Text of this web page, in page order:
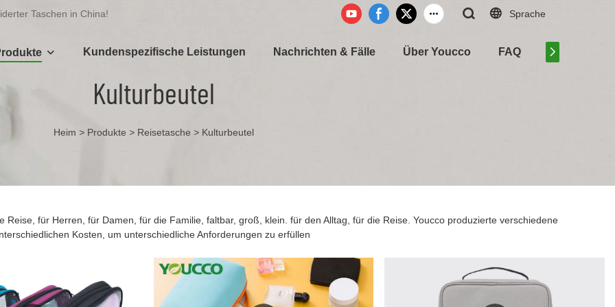
Taschen in China! Sprache
Kundenspezifische Leistungen Nachrichten & Fälle Über Youcco FAQ Kontaktiere
Kulturbeutel
Heim > Produkte > Reisetasche > Kulturbeutel
Reise, für Herren, für Damen, für die Familie, faltbar, groß, klein. für den Alltag, für die Reise. Youcco produzierte verschiedene
Kosten, um unterschiedliche Anforderungen zu erfüllen